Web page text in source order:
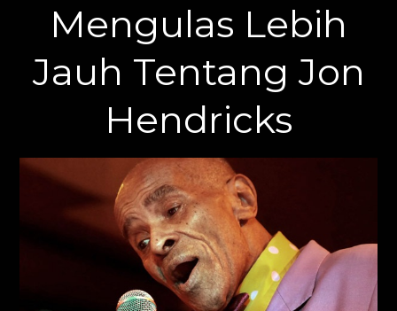
Mengulas Lebih
Jauh Tentang Jon
Hendricks